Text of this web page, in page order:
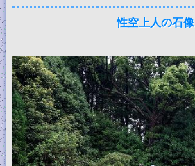
性空上人の石像